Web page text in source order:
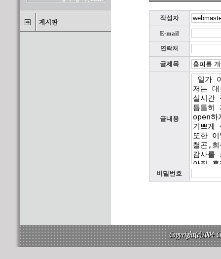
작성자
E-mail
연락처
글제목
글내용
비밀번호